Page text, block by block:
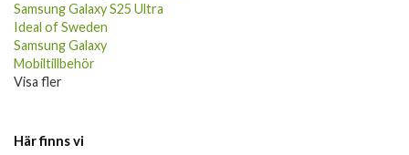
Samsung Galaxy S25 Ultra
Ideal of Sweden
Samsung Galaxy
Mobiltillbehör
Visa fler
Här finns vi